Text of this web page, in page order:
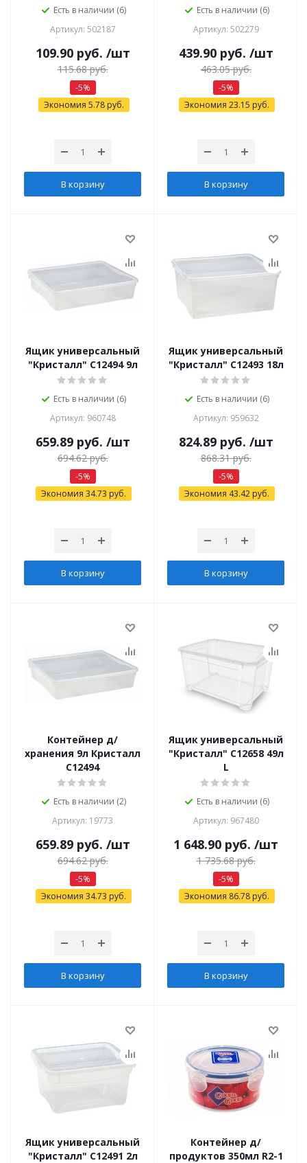
Есть в наличии (6)
Артикул: 502187
109.90руб. /шт
115.68руб.
-5%
Экономия 5.78руб.
В корзину
Есть в наличии (6)
Артикул: 502279
439.90руб. /шт
463.05руб.
-5%
Экономия 23.15 руб.
В корзину
Ящик универсальный
"Кристалл" С12494 9л
Есть в наличии (6)
Артикул: 960748
659.89руб. /шт
694.62руб.
-5%
Экономия 34.73 руб.
В корзину
Ящик универсальный
"Кристалл" С12493 18л
Есть в наличии (6)
Артикул: 959632
824.89руб. /шт
868.31руб.
-5%
Экономия 43.42 руб.
В корзину
Контейнер д/
хранения 9л Кристалл
С12494
Есть в наличии (2)
Артикул: 19773
659.89руб. /шт
694.62руб.
-5%
Экономия 34.73 руб.
В корзину
Ящик универсальный
"Кристалл" С12658 49л
L
Есть в наличии (6)
Артикул: 967480
1 648.90 руб. /шт
1 735.68руб.
-5%
Экономия 86.78 руб.
В корзину
Ящик универсальный
"Кристалл" С12491 2л
Контейнер д/
продуктов 350мл R2-1